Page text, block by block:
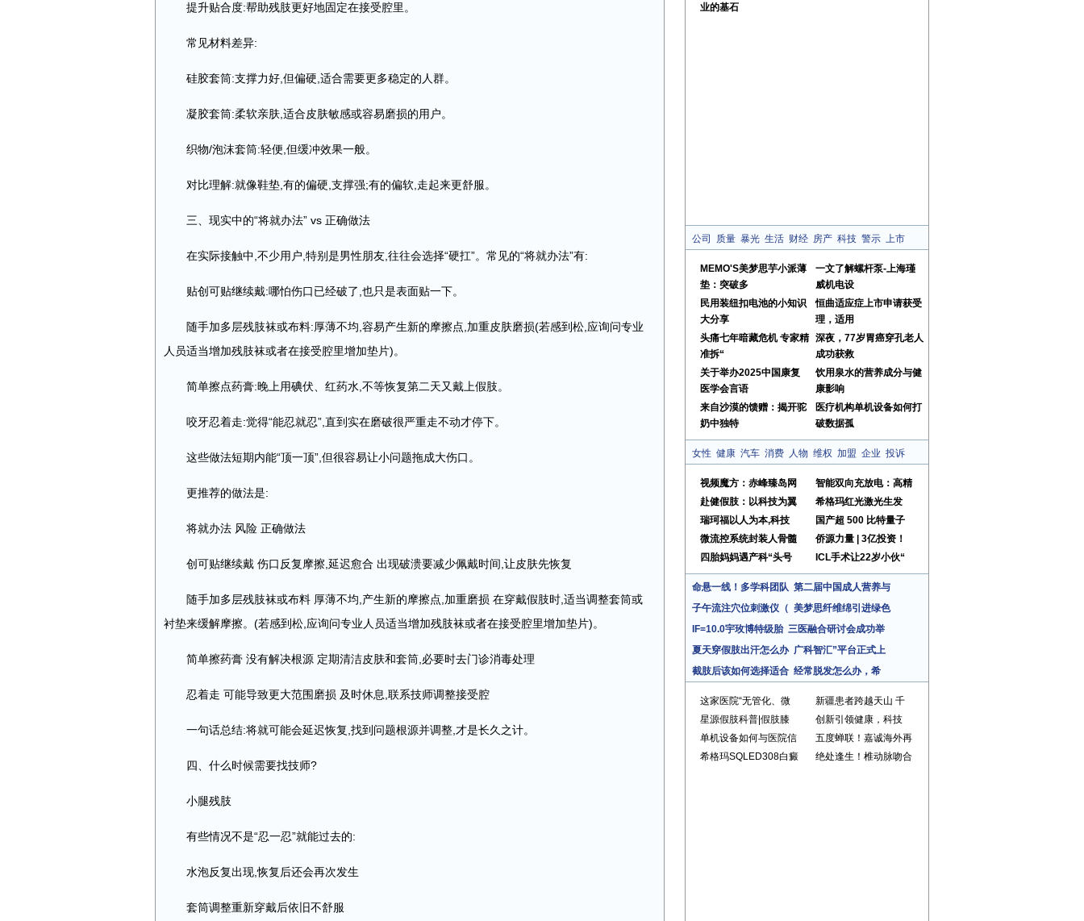
提升贴合度:帮助残肢更好地固定在接受腔里。
常见材料差异:
硅胶套筒:支撑力好,但偏硬,适合需要更多稳定的人群。
凝胶套筒:柔软亲肤,适合皮肤敏感或容易磨损的用户。
织物/泡沫套筒:轻便,但缓冲效果一般。
对比理解:就像鞋垫,有的偏硬,支撑强;有的偏软,走起来更舒服。
三、现实中的“将就办法” vs 正确做法
在实际接触中,不少用户,特别是男性朋友,往往会选择“硬扛”。常见的“将就办法”有:
贴创可贴继续戴:哪怕伤口已经破了,也只是表面贴一下。
随手加多层残肢袜或布料:厚薄不均,容易产生新的摩擦点,加重皮肤磨损(若感到松,应询问专业
人员适当增加残肢袜或者在接受腔里增加垫片)。
简单擦点药膏:晚上用碘伏、红药水,不等恢复第二天又戴上假肢。
咬牙忍着走:觉得“能忍就忍”,直到实在磨破很严重走不动才停下。
这些做法短期内能“顶一顶”,但很容易让小问题拖成大伤口。
更推荐的做法是:
将就办法 风险 正确做法
创可贴继续戴 伤口反复摩擦,延迟愈合 出现破溃要减少佩戴时间,让皮肤先恢复
随手加多层残肢袜或布料 厚薄不均,产生新的摩擦点,加重磨损 在穿戴假肢时,适当调整套筒或
衬垫来缓解摩擦。(若感到松,应询问专业人员适当增加残肢袜或者在接受腔里增加垫片)。
简单擦药膏 没有解决根源 定期清洁皮肤和套筒,必要时去门诊消毒处理
忍着走 可能导致更大范围磨损 及时休息,联系技师调整接受腔
一句话总结:将就可能会延迟恢复,找到问题根源并调整,才是长久之计。
四、什么时候需要找技师?
小腿残肢
有些情况不是“忍一忍”就能过去的:
水泡反复出现,恢复后还会再次发生
套筒调整重新穿戴后依旧不舒服
业的基石
公司 质量 暴光 生活 财经 房产 科技 警示 上市
MEMO'S美梦思芋小派薄
垫：突破多
一文了解螺杆泵-上海瑾
威机电设
民用装纽扣电池的小知识
大分享
恒曲适应症上市申请获受
理，适用
头痛七年暗藏危机 专家精
准拆“
深夜，77岁胃癌穿孔老人
成功获救
关于举办2025中国康复
医学会言语
饮用泉水的营养成分与健
康影响
来自沙漠的馈赠：揭开驼
奶中独特
医疗机构单机设备如何打
破数据孤
女性 健康 汽车 消费 人物 维权 加盟 企业 投诉
视频魔方：赤峰臻岛网
智能双向充放电：高精
赴健假肢：以科技为翼
希格玛红光激光生发
瑞珂福以人为本,科技
国产超 500 比特量子
微流控系统封装人骨髓
侨源力量 | 3亿投资！
四胎妈妈遇产科“头号
ICL手术让22岁小伙“
命悬一线！多学科团队 第二届中国成人营养与
子午流注穴位刺激仪（ 美梦思纤维绵引进绿色
IF=10.0宇玫博特级胎 三医融合研讨会成功举
夏天穿假肢出汗怎么办 广科智汇”平台正式上
截肢后该如何选择适合 经常脱发怎么办，希
这家医院“无管化、微
新疆患者跨越天山 千
星源假肢科普|假肢膝
创新引领健康，科技
单机设备如何与医院信
五度蝉联！嘉诚海外再
希格玛SQLED308白癜
绝处逢生！椎动脉吻合